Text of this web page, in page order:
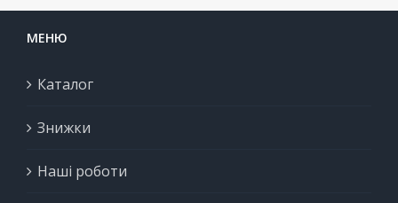
МЕНЮ
Каталог
Знижки
Наші роботи